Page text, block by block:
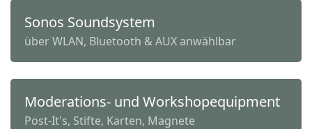
Sonos Soundsystem
über WLAN, Bluetooth & AUX anwählbar
Moderations- und Workshopequipment
Post-It's, Stifte, Karten, Magnete